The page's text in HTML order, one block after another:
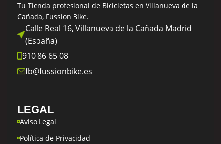
Tu Tienda profesional de Bicicletas en Villanueva de la
Cañada, Fussion Bike.
Calle Real 16, Villanueva de la Cañada Madrid
(España)
910 86 65 08
fb@fussionbike.es
LEGAL
Aviso Legal
Política de Privacidad